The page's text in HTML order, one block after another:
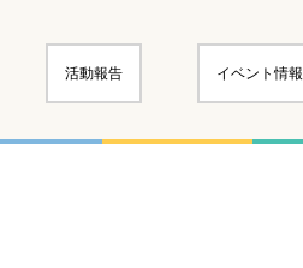
活動報告 イベント情報